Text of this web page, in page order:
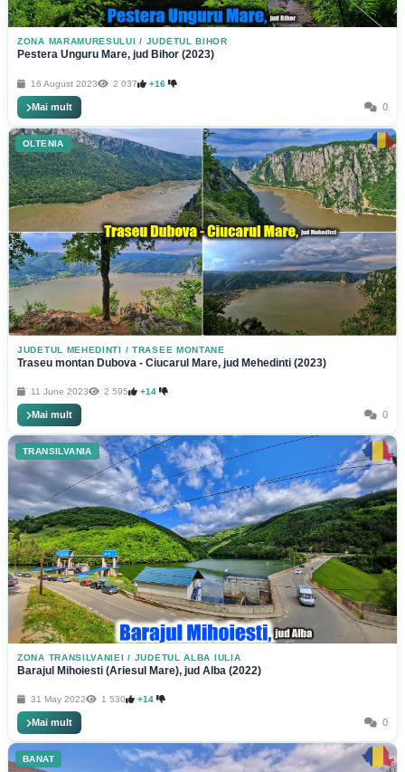
ZONA MARAMURESULUI / JUDETUL BIHOR
Pestera Unguru Mare, jud Bihor (2023)
16 August 2023 2 037 +16
Mai mult 0
OLTENIA
JUDETUL MEHEDINTI /TRASEE MONTANE
Traseu montan Dubova - Ciucarul Mare, jud Mehedinti (2023)
11 June 2023 2 595 +14
Mai mult 0
TRANSILVANIA
ZONA TRANSILVANIEI / JUDETUL ALBA IULIA
Barajul Mihoiesti (Ariesul Mare), jud Alba (2022)
31 May 2022 1 530 +14
Mai mult 0
BANAT